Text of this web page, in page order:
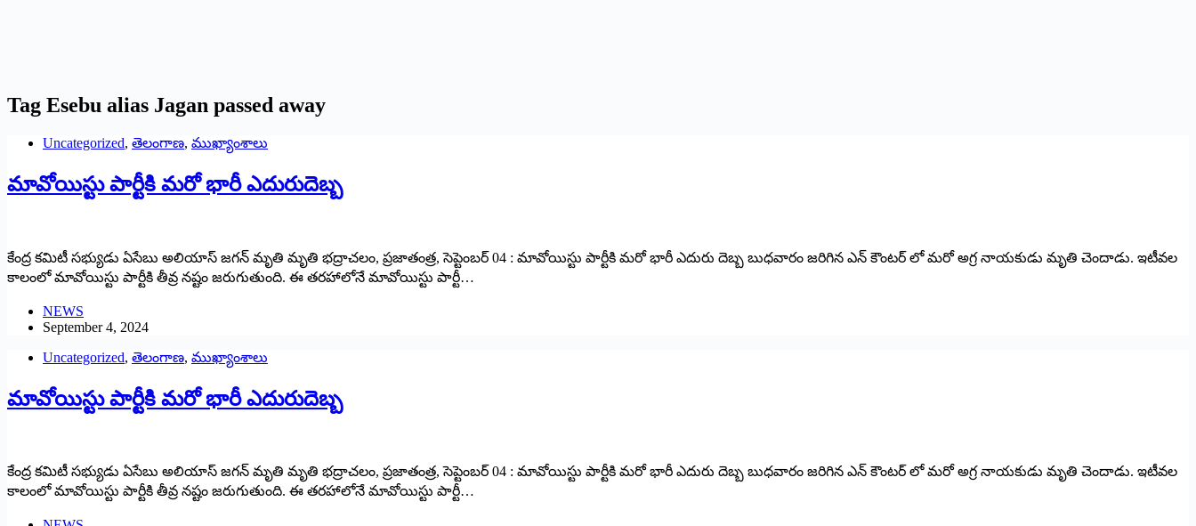
Tag Esebu alias Jagan passed away
Uncategorized, తెలంగాణ, ముఖ్యాంశాలు
మావోయిస్టు పార్టీకి మరో భారీ ఎదురుదెబ్బ
కేంద్ర కమిటీ సభ్యుడు ఏసేబు అలియాస్ జగన్ మృతి మృతి భద్రాచలం, ప్రజాతంత్ర, సెప్టెంబర్ 04 : మావోయిస్టు పార్టీకి మరో భారీ ఎదురు దెబ్బ బుధవారం జరిగిన ఎన్ కౌంటర్ లో మరో అగ్ర నాయకుడు మృతి చెందాడు. ఇటీవల
కాలంలో మావోయిస్టు పార్టీకి తీవ్ర నష్టం జరుగుతుంది. ఈ తరహాలోనే మావోయిస్టు పార్టీ…
NEWS
September 4, 2024
Uncategorized, తెలంగాణ, ముఖ్యాంశాలు
మావోయిస్టు పార్టీకి మరో భారీ ఎదురుదెబ్బ
కేంద్ర కమిటీ సభ్యుడు ఏసేబు అలియాస్ జగన్ మృతి మృతి భద్రాచలం, ప్రజాతంత్ర, సెప్టెంబర్ 04 : మావోయిస్టు పార్టీకి మరో భారీ ఎదురు దెబ్బ బుధవారం జరిగిన ఎన్ కౌంటర్ లో మరో అగ్ర నాయకుడు మృతి చెందాడు. ఇటీవల
కాలంలో మావోయిస్టు పార్టీకి తీవ్ర నష్టం జరుగుతుంది. ఈ తరహాలోనే మావోయిస్టు పార్టీ…